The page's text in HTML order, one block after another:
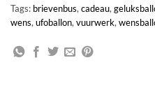
Tags: brievenbus, cadeau,
wens, ufoballon, vuurwerk,